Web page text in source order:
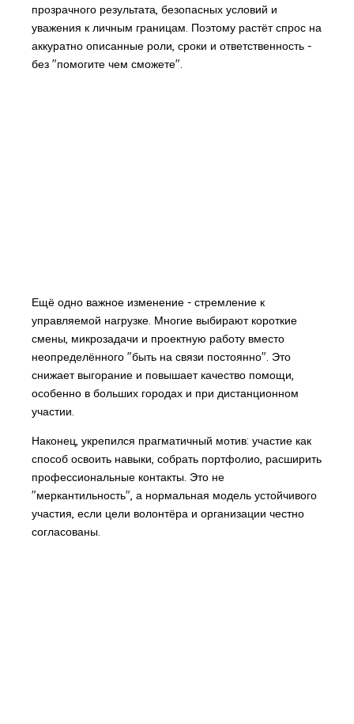
прозрачного результата, безопасных условий и
уважения к личным границам. Поэтому растёт спрос на
аккуратно описанные роли, сроки и ответственность -
без "помогите чем сможете".
Ещё одно важное изменение - стремление к
управляемой нагрузке. Многие выбирают короткие
смены, микрозадачи и проектную работу вместо
неопределённого "быть на связи постоянно". Это
снижает выгорание и повышает качество помощи,
особенно в больших городах и при дистанционном
участии.
Наконец, укрепился прагматичный мотив: участие как
способ освоить навыки, собрать портфолио, расширить
профессиональные контакты. Это не
"меркантильность", а нормальная модель устойчивого
участия, если цели волонтёра и организации честно
согласованы.